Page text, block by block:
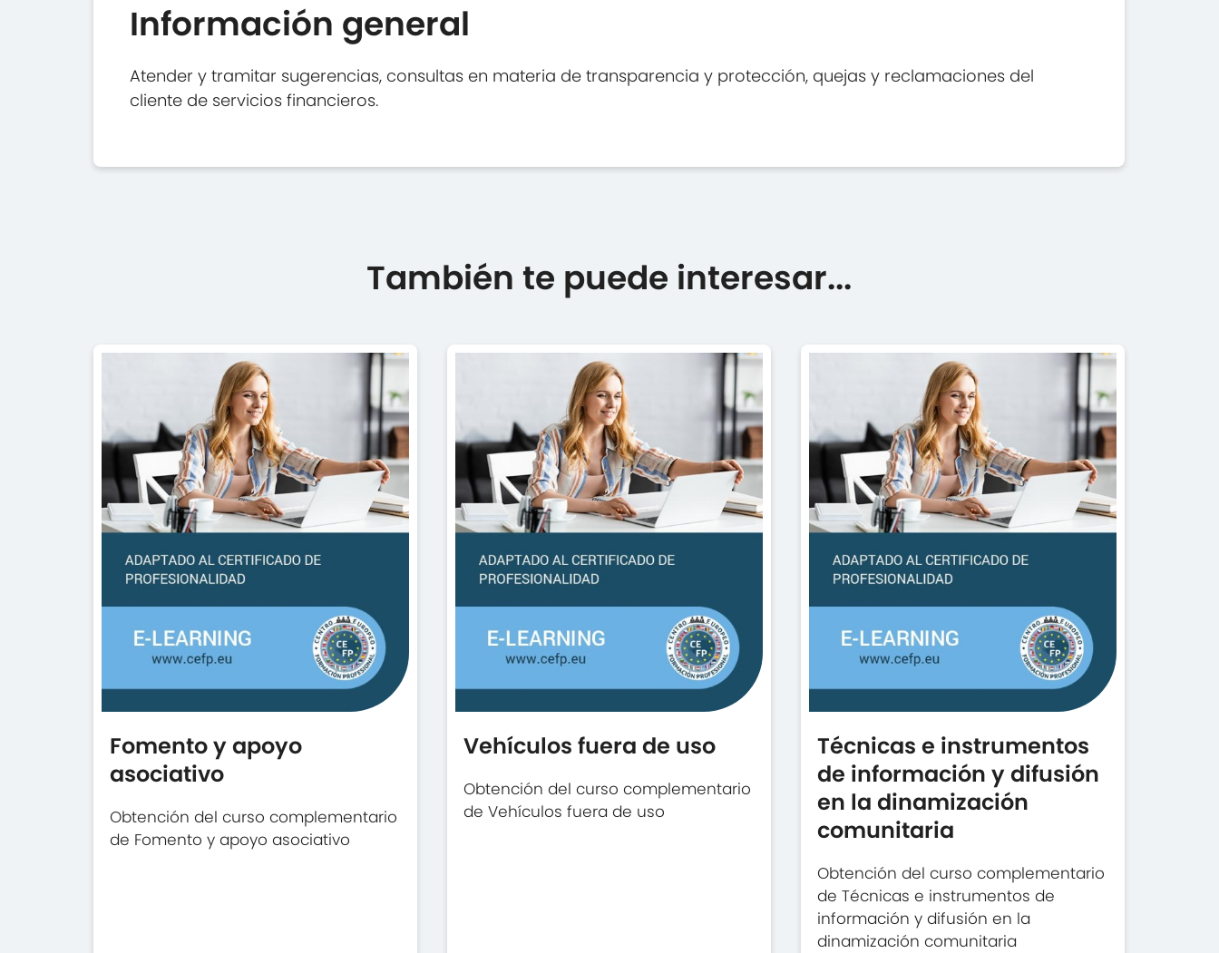
Información general
Atender y tramitar sugerencias, consultas en materia de transparencia y protección, quejas y reclamaciones del
cliente de servicios financieros.
También te puede interesar...
Fomento y apoyo
asociativo
Obtención del curso complementario
de Fomento y apoyo asociativo
Vehículos fuera de uso
Obtención del curso complementario
de Vehículos fuera de uso
Técnicas e instrumentos
de información y difusión
en la dinamización
comunitaria
Obtención del curso complementario
de Técnicas e instrumentos de
información y difusión en la
dinamización comunitaria